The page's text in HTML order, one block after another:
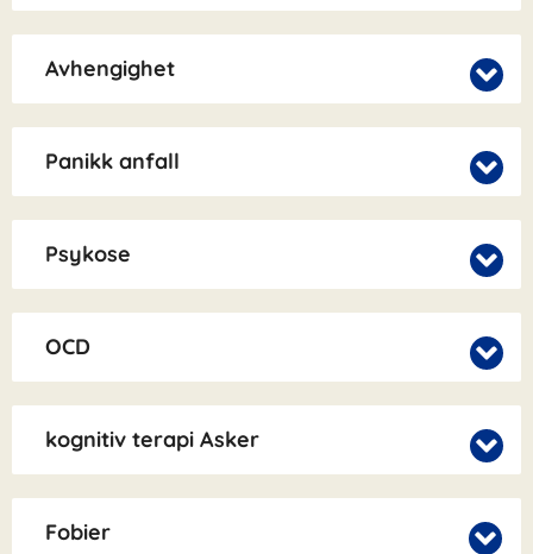
Avhengighet
Panikk anfall
Psykose
OCD
kognitiv terapi Asker
Fobier